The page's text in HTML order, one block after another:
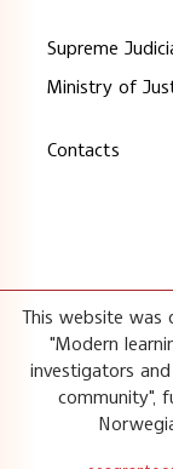
Supreme
Ministry of
Contacts
This website
"Modern
investigators
community",